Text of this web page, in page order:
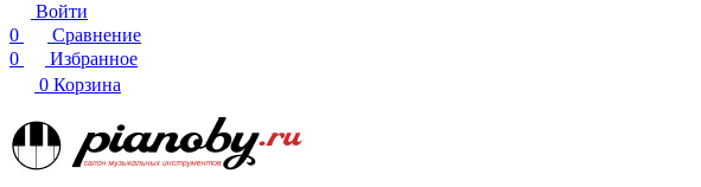
Войти
0
Сравнение
0
Избранное
0 Корзина